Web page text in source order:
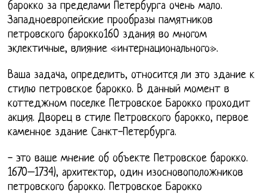
барокко за пределами Петербурга очень мало.
Западноевропейские прообразы памятников
петровского барокко160 здания во многом
эклектичные, влияние «интернационального».
Ваша задача, определить, относится ли это здание к
стилю петровское барокко. В данный момент в
коттеджном поселке Петровское Барокко проходит
акция. Дворец в стиле Петровского барокко, первое
каменное здание Санкт-Петербурга.
- это ваше мнение об объекте Петровское барокко.
1670–1734), архитектор, один изосновоположников
петровского барокко. Петровское Барокко